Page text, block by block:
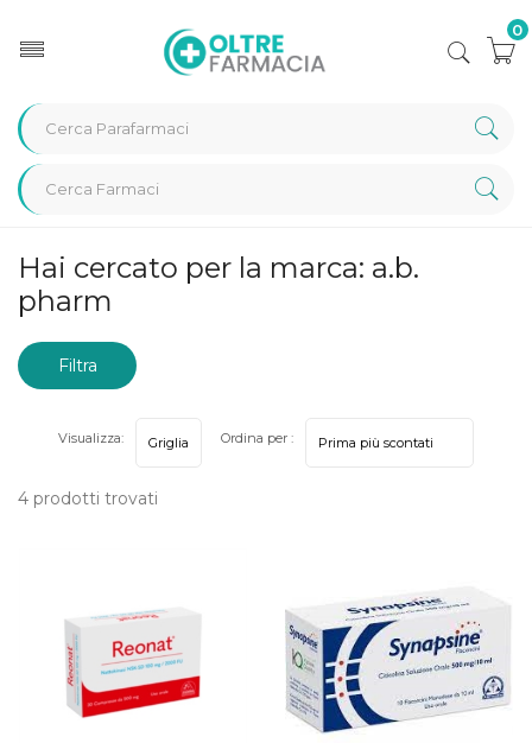
0
Home Marche parafarmaci a.b. pharm
Hai cercato per la marca: a.b.
pharm
Filtra
4 prodotti trovati
Visualizza: Ordina per :